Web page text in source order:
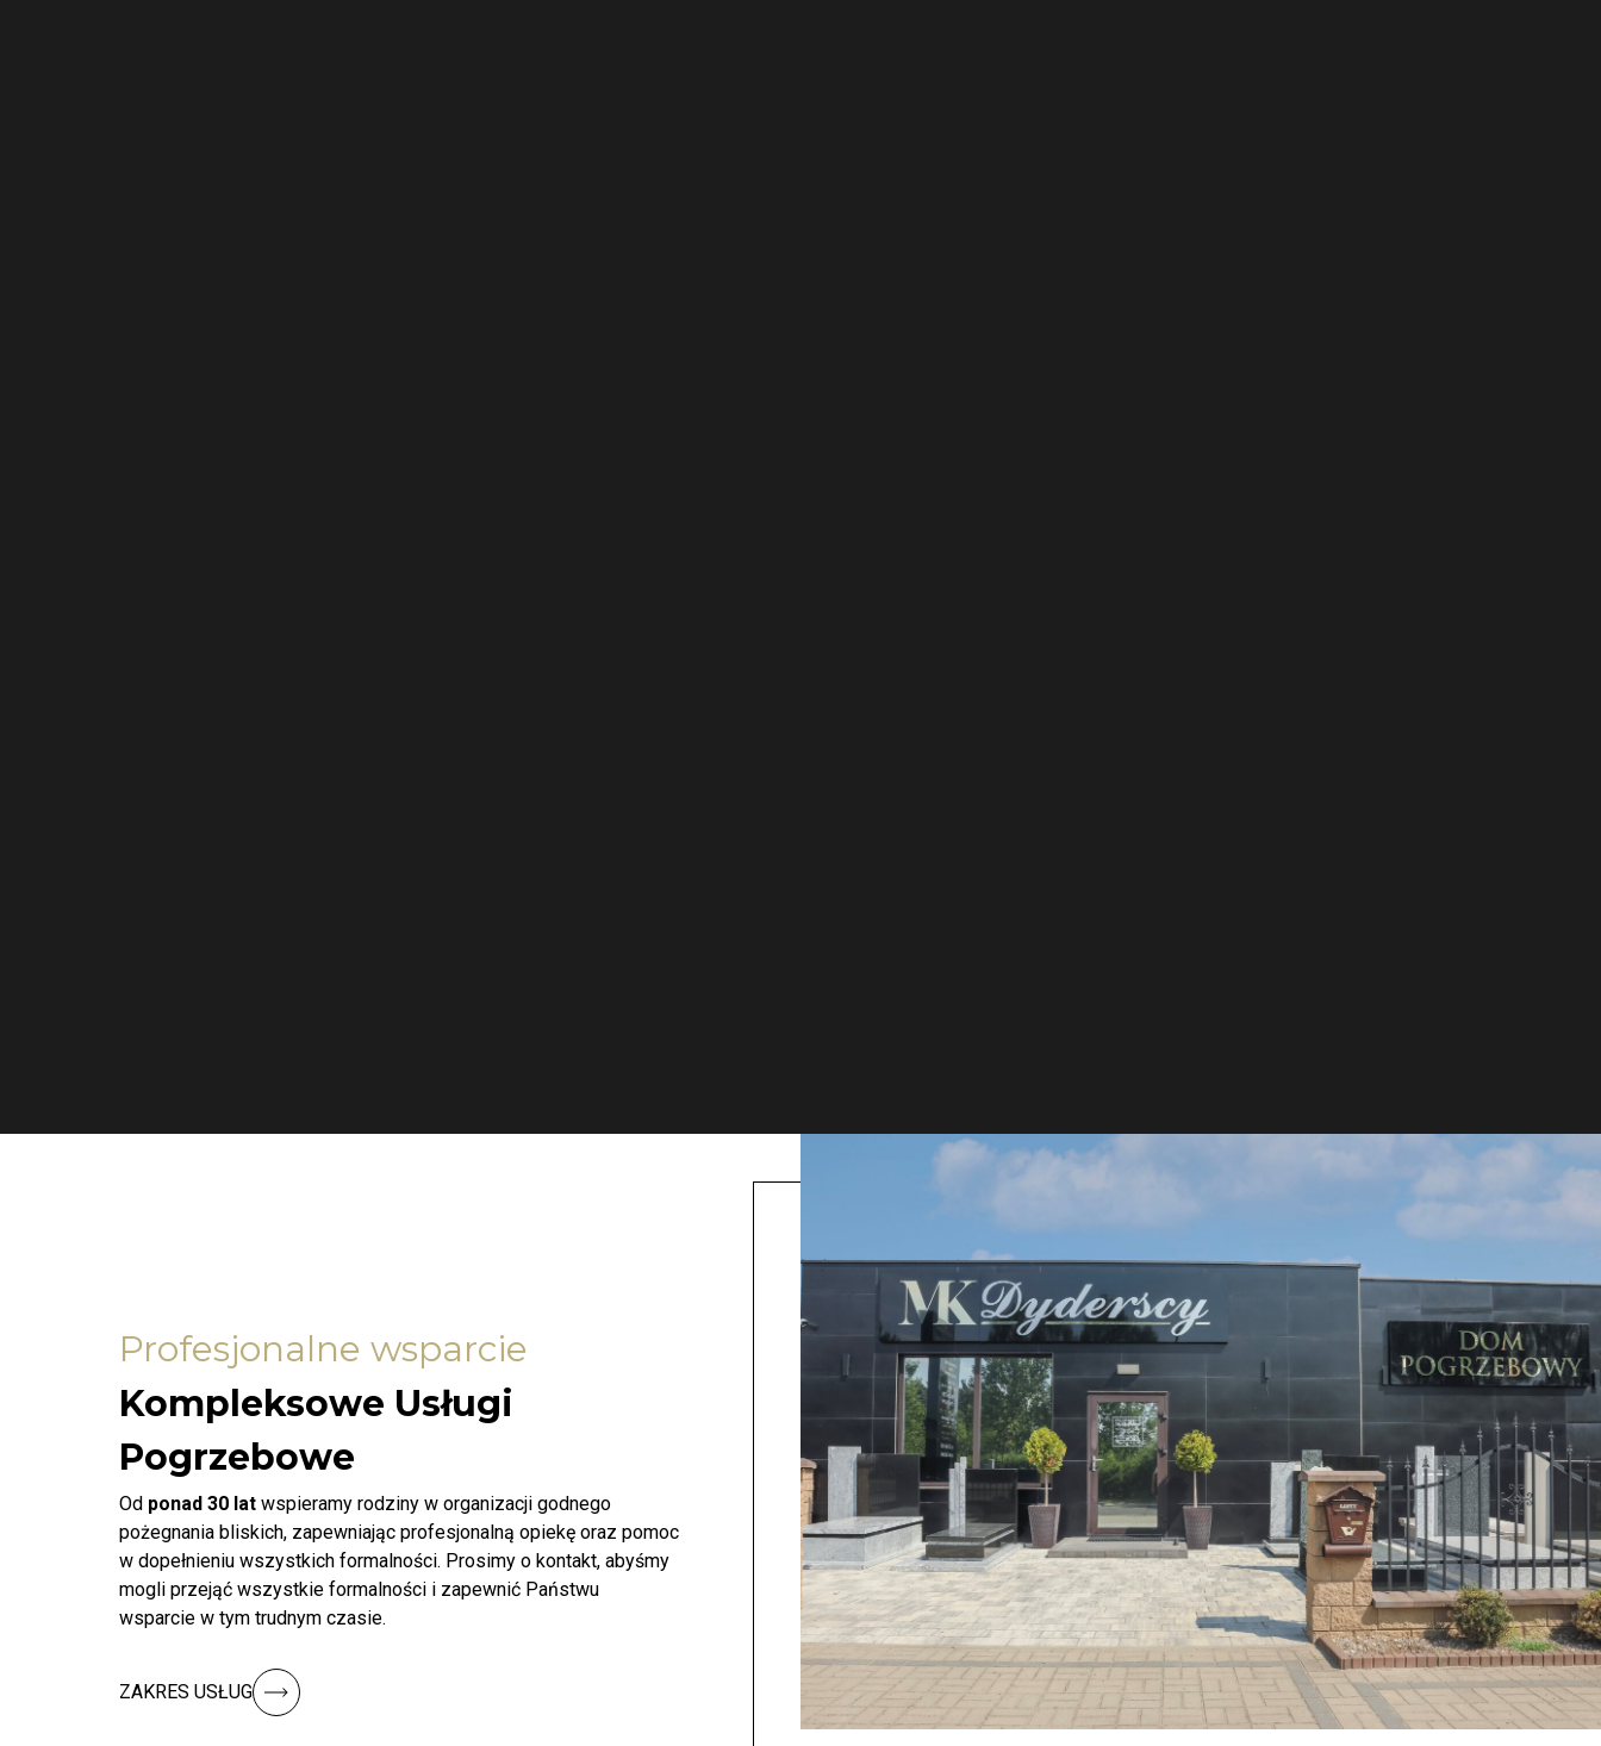
Profesjonalne wsparcie
Kompleksowe Usługi
Pogrzebowe
Od ponad 30 lat wspieramy rodziny w organizacji godnego
pożegnania bliskich, zapewniając profesjonalną opiekę oraz pomoc
w dopełnieniu wszystkich formalności. Prosimy o kontakt, abyśmy
mogli przejąć wszystkie formalności i zapewnić Państwu
wsparcie w tym trudnym czasie.
ZAKRES USŁUG